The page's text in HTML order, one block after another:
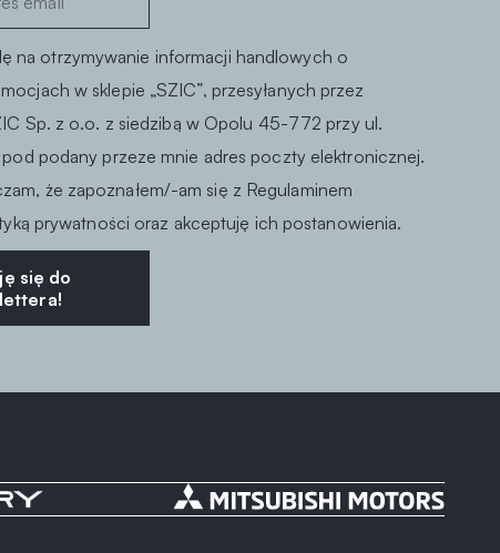
na otrzymywanie informacji handlowych o
w sklepie „SZIC”, przesyłanych przez
Sp. z o.o. z siedzibą w Opolu 45-772 przy ul.
pod podany przeze mnie adres poczty elektronicznej.
że zapoznałem/-am się z Regulaminem
prywatności oraz akceptuję ich postanowienia.
się do